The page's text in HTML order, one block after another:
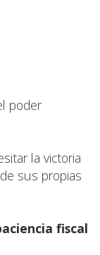
poder
la victoria
sus propias
fiscal